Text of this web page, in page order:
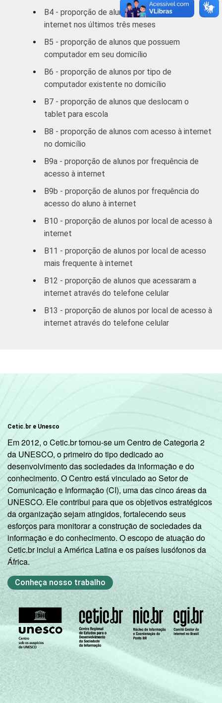
1Base: 8 332 alunos. Dados coletados entre
setembro e dezembro de 2012.
B4 - proporção de alunos que utilizaram a
internet nos últimos três meses
B5 - proporção de alunos que possuem
computador em seu domicílio
B6 - proporção de alunos por tipo de
computador existente no domicílio
B7 - proporção de alunos que deslocam o
tablet para escola
B8 - proporção de alunos com acesso à internet
no domicílio
B9a - proporção de alunos por frequência de
acesso à internet
B9b - proporção de alunos por frequência do
acesso do aluno à internet
B10 - proporção de alunos por local de acesso à
internet
B11 - proporção de alunos por local de acesso
mais frequente à internet
B12 - proporção de alunos que acessaram a
internet através do telefone celular
B13 - proporção de alunos por local de acesso à
internet através do telefone celular
Cetic.br e Unesco
Em 2012, o Cetic.br tornou-se um Centro de Categoria 2
da UNESCO, o primeiro do tipo dedicado ao
desenvolvimento das sociedades da informação e do
conhecimento. O Centro está vinculado ao Setor de
Comunicação e Informação (CI), uma das cinco áreas da
UNESCO. Ele contribui para que os objetivos estratégicos
da organização sejam atingidos, fortalecendo seus
esforços para monitorar a construção de sociedades da
informação e do conhecimento. O escopo de atuação do
Cetic.br inclui a América Latina e os países lusófonos da
África.
Conheça nosso trabalho